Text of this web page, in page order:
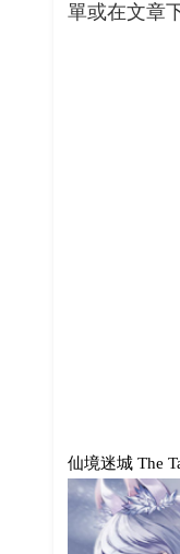
單或在文章
仙境迷城 The